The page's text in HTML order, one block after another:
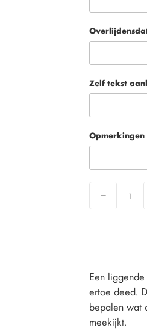
Zelf tekst
Opmerkingen
Verlaag
Een
ertoe deed.
bepalen wat
meekijkt.